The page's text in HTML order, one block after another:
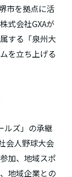
市を拠点に活
式会社GXAが
する「泉州大
を立ち上げる
ルズ」の承継
会人野球大会
加、地域スポ
地域企業との